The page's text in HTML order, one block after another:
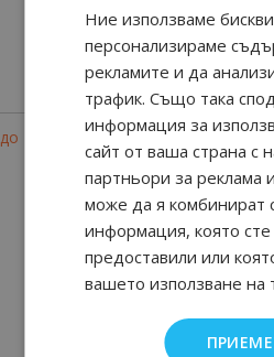
Extreme
17.90€ / 35.01лв.
до
THE GAME
до
Ние използваме
персонализираме
рекламите и да
трафик. Също така
информация за
сайт от ваша страна с
партньори за реклама
може да я комбинират
информация, която
предоставили или
вашето използване на